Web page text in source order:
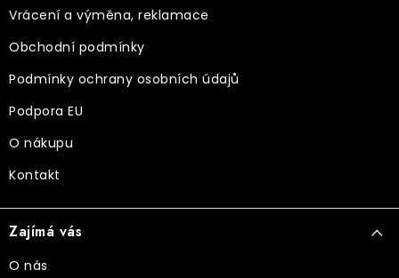
Vrácení a výměna, reklamace
Obchodní podmínky
Podmínky ochrany osobních údajů
Podpora EU
O nákupu
Kontakt
Zajímá vás
O nás